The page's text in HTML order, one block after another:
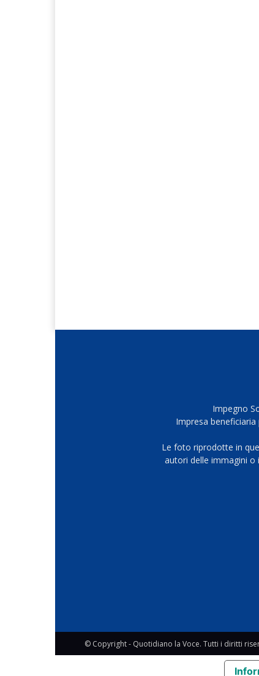
Impegno
Impresa
Le foto riprodotte in
autori delle immagini o
© Copyright - Quotidiano la Voce. Tutti i diritti